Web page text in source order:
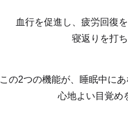
血行を促進し、疲労回復
寝返りを打
この2つの機能が、睡眠中に
心地よい目覚め